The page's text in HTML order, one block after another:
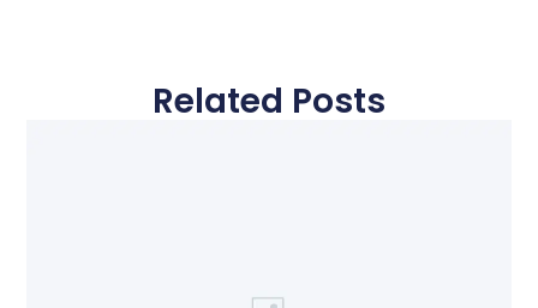
Related Posts